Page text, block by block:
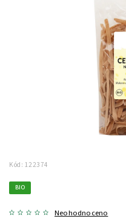
Kód: 122374
BIO
Neohodnoceno